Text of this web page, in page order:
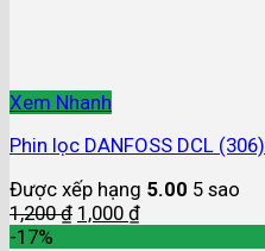
Xem Nhanh
Phin lọc DANFOSS DCL (306)
Được xếp hạng 5.00 5 sao
1,200₫ 1,000 ₫
-17%